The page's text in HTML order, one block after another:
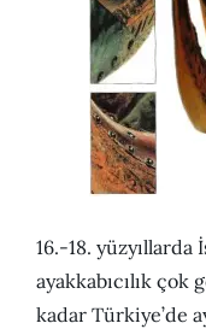
16.-18. yüzyıllarda
ayakkabıcılık çok
kadar Türkiye’de